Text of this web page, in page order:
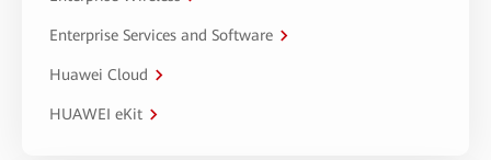
Enterprise Services and Software
Huawei Cloud
HUAWEI eKit